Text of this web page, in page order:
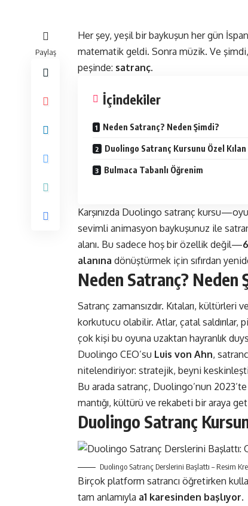
Paylaş
Her şey, yeşil bir baykuşun her gün
matematik geldi. Sonra müzik. Ve
peşinde: satranç.
İçindekiler
Neden Satranç? Neden Şimdi?
Duolingo Satranç Kursunu Özel Kılan
Bulmaca Tabanlı Öğrenim
Karşınızda Duolingo satranç
sevimli animasyon baykuşunuz ile
alanı. Bu sadece hoş bir özellik değil—
alanına dönüştürmek için sıfırdan
Neden Satranç? Neden
Satranç zamansızdır. Kıtaları, kültürleri
korkutucu olabilir. Atlar, çatal
çok kişi bu oyuna uzaktan hayranlık
Duolingo CEO’su Luis von Ahn,
nitelendiriyor: stratejik, beyni
Bu arada satranç, Duolingo’nun
mantığı, kültürü ve rekabeti bir araya
Duolingo Satranç
Duolingo Satranç Derslerini Başlattı – Resim
Birçok platform satrancı öğretirken
tam anlamıyla a1 karesinden başlıyor.